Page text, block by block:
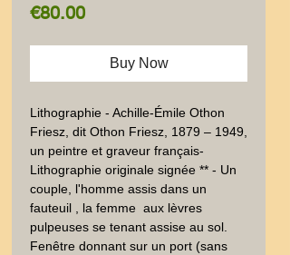
€80.00Price
Buy Now
Lithographie - Achille-Émile Othon
Friesz, dit Othon Friesz, 1879 – 1949,
un peintre et graveur français-
Lithographie originale signée ** - Un
couple, l'homme assis dans un
fauteuil , la femme  aux lèvres
pulpeuses se tenant assise au sol.
Fenêtre donnant sur un port (sans